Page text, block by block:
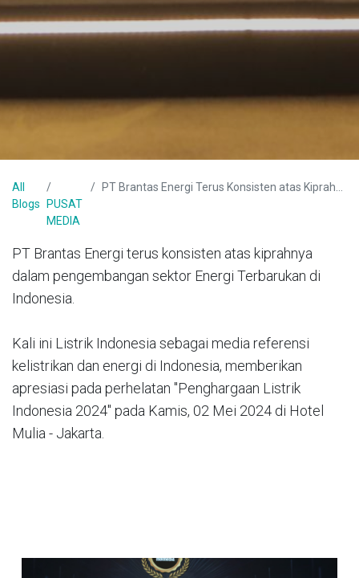
All
Blogs
PUSAT
MEDIA
PT Brantas Energi Terus Konsisten atas Kiprahnya Dalam Pengembangan Sektor Energi Terbarukan di Indonesia.
PT Brantas Energi terus konsisten atas kiprahnya
dalam pengembangan sektor Energi Terbarukan di
Indonesia.
Kali ini Listrik Indonesia sebagai media referensi
kelistrikan dan energi di Indonesia, memberikan
apresiasi pada perhelatan "Penghargaan Listrik
Indonesia 2024" pada Kamis, 02 Mei 2024 di Hotel
Mulia - Jakarta.